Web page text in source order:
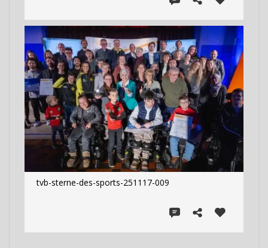
tvb-sterne-des-sports-251117-009